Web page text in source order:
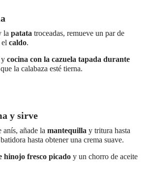
la patata troceadas, remueve un par de
caldo.
y cocina con la cazuela tapada durante
la calabaza esté tierna.
y sirve
anís, añade la mantequilla y tritura hasta
hasta obtener una crema suave.
hinojo fresco picado y un chorro de aceite